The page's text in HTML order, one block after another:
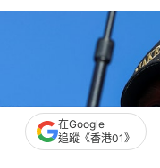
在Google
追蹤《香港01》